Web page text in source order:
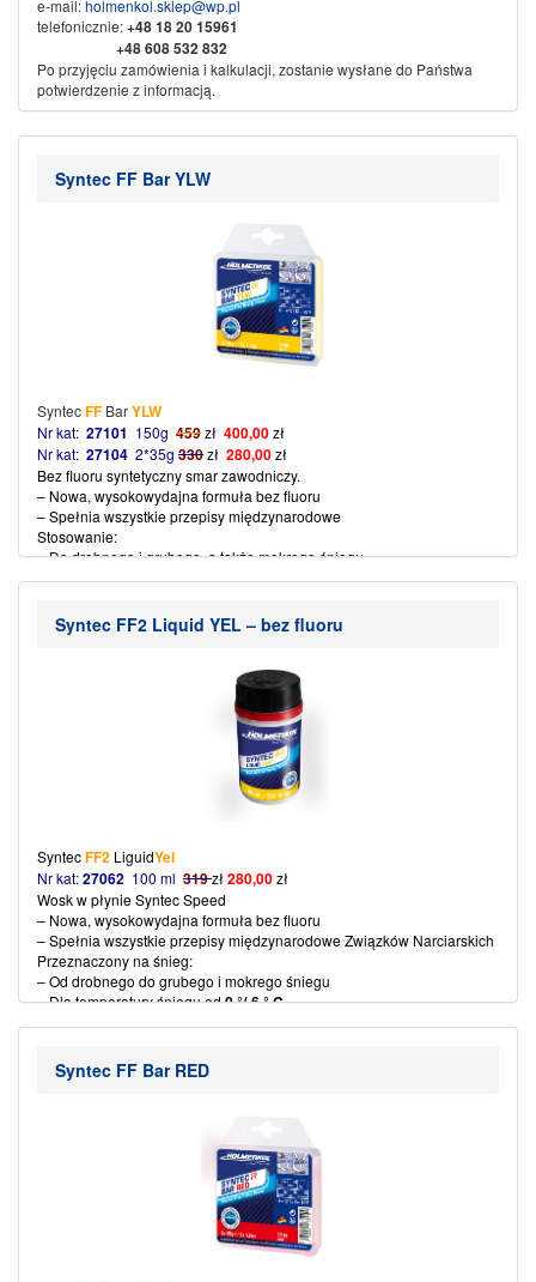
e-mail:holmenkol.sklep@wp.pl
telefonicznie:+4818 20 15961
+48 608 532 832
Po przyjęciu zamówienia i kalkulacji, zostanie wysłane do Państwa
potwierdzenie z informacją.
Nikliński Jacek Export Import
KAMI SPORT
Syntec FF Bar YLW
SyntecFF BarYLW
Nr kat: 27101 150g 459zł 400,00zł
Nr kat: 27104 2*35g 330zł 280,00zł
Bez fluoru syntetyczny smar zawodniczy.
– Nowa, wysokowydajna formuła bez fluoru
– Spełnia wszystkie przepisy międzynarodowe
Stosowanie:
– Do drobnego i grubego, a także mokrego śniegu
– Dla temperatur śniegu od0 ° do4°C
– Bardzo duże przyspieszenie
– Najwyższe oceny odporności na poślizg i ścieranie
Syntec FF2 Liquid YEL – bez fluoru
SyntecFF2 LiguidYel
Nr kat:27062 100 ml 319zł 280,00zł
Wosk w płynie Syntec Speed
– Nowa, wysokowydajna formuła bez fluoru
– Spełnia wszystkie przepisy międzynarodoweZwiązków Narciarskich
Przeznaczony na śnieg:
– Od drobnego do grubego i mokrego śniegu
– Dla temperatury śniegu od0 °/-6 ° C
– Bardzo duże przyspieszenie
przeczyścićszczotkąmiedzianą
– stosowany jako dwuskładnikowy produkt z
Syntec FF Bar RED